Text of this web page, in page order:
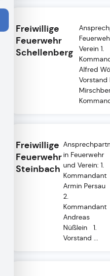
Freiwillige
Feuerwehr
Schellenberg
Verein 1.
Alfred
Vorstand
Freiwillige
Feuerwehr
Steinbach
in Feuerwehr
und Verein: 1.
Kommandant
Armin Persau
2.
Kommandant
Andreas
Nüßlein 1.
Vorstand ...